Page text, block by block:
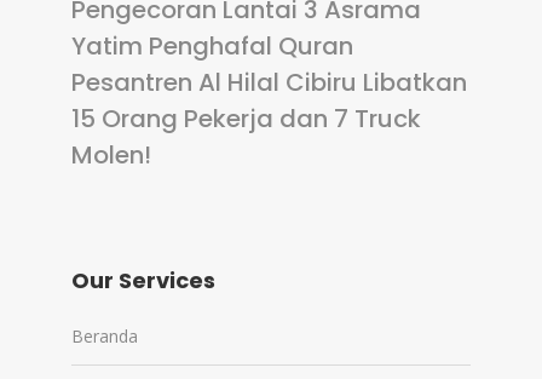
Pengecoran Lantai 3 Asrama
Yatim Penghafal Quran
Pesantren Al Hilal Cibiru Libatkan
15 Orang Pekerja dan 7 Truck
Molen!
Our Services
Beranda